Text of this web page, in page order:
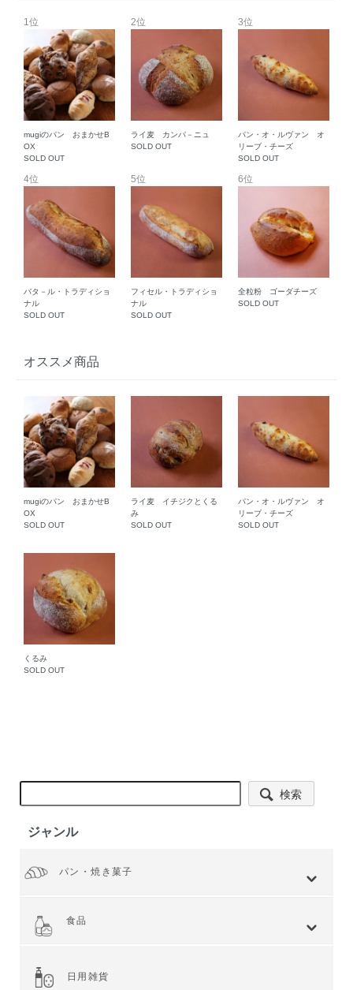
1位
mugiのパン おまかせB
OX
SOLD OUT
2位
ライ麦 カンパ－ニュ
SOLD OUT
3位
パン・オ・ルヴァン オ
リーブ・チーズ
SOLD OUT
4位
バタ－ル・トラディショ
ナル
SOLD OUT
5位
フィセル・トラディショ
ナル
SOLD OUT
6位
全粒粉 ゴーダチーズ
SOLD OUT
オススメ商品
mugiのパン おまかせB
OX
SOLD OUT
ライ麦 イチジクとくる
み
SOLD OUT
パン・オ・ルヴァン オ
リーブ・チーズ
SOLD OUT
くるみ
SOLD OUT
検索
ジャンル
パン・焼き菓子
食品
日用雑貨